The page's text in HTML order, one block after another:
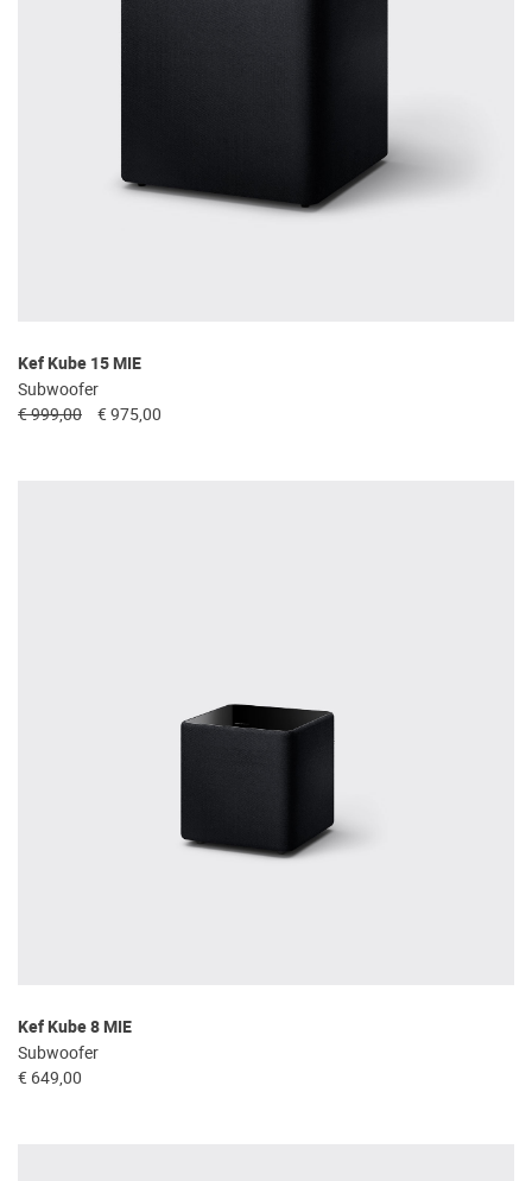
Kef Kube 15 MIE
Subwoofer
€ 999,00
€ 975,00
Kef Kube 8 MIE
Subwoofer
€ 649,00